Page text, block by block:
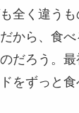
全く違うも
から、食
だろう。
をずっと